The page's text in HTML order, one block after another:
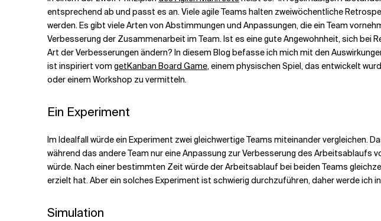
Verwandte Themen
entsprechend ab und passt es an. Viele agile Teams halten zweiwöchentliche
werden. Es gibt viele Arten von Abstimmungen und Anpassungen, die ein Team
Verbesserung der Zusammenarbeit im Team.Ist es eine gute Angewohnheit, sich bei
Art der Verbesserungen ändern? In diesem Blog befasse ich mich mit den
ist inspiriert vom getKanban Board Game, einem physischen Spiel, das entwickelt
oder einem Workshop zu vermitteln.
Ein Experiment
Im Idealfall würde ein Experiment zwei gleichwertige Teams miteinander vergleichen.
während das andere Team nur eine Anpassung zur Verbesserung des
würde. Nach einer bestimmten Zeit würde der Arbeitsablauf bei beiden Teams
erzielt hat. Aber ein solches Experiment ist schwierig durchzuführen, daher werde ich
Simulation